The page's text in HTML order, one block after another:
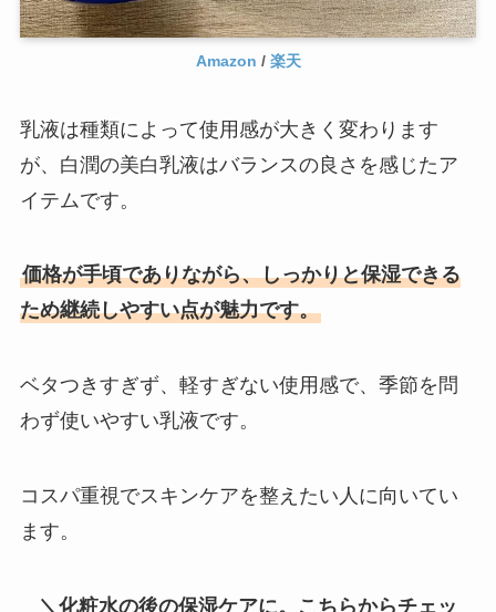
Amazon / 楽天
乳液は種類によって使用感が大きく変わります
が、白潤の美白乳液はバランスの良さを感じたア
イテムです。
価格が手頃でありながら、しっかりと保湿できる
ため継続しやすい点が魅力です。
ベタつきすぎず、軽すぎない使用感で、季節を問
わず使いやすい乳液です。
コスパ重視でスキンケアを整えたい人に向いてい
ます。
＼化粧水の後の保湿ケアに。こちらからチェッ